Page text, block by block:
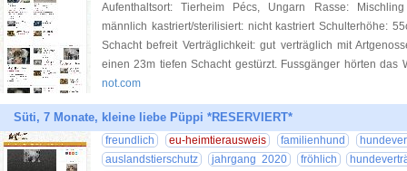
Aufenthaltsort: Tierheim Pécs, Ungarn Rasse:
männlich kastriert/sterilisiert: nicht kastriert Schulterhöhe:
Schacht befreit Verträglichkeit: gut verträglich mit
einen 23m tiefen Schacht gestürzt. Fussgänger hörten das
not.com
Süti, 7 Monate, kleine liebe Püppi *RESERVIERT*
freundlich eu-heimtierausweis familienhund
auslandstierschutz
jahrgang 2020 fröhlich